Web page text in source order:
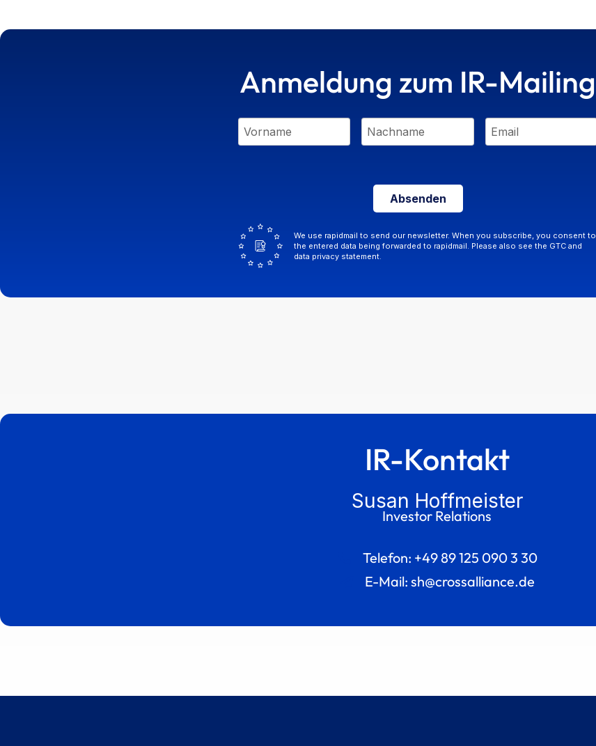
Anmeldung zum IR-Mailing
Absenden
We use rapidmail to send our newsletter. When you subscribe, you consent to
the entered data being forwarded to rapidmail. Please also see the GTC and
data privacy statement.
IR-Kontakt
Susan Hoffmeister
Investor Relations
Telefon: +49 89 125 090 3 30
E-Mail: sh@crossalliance.de